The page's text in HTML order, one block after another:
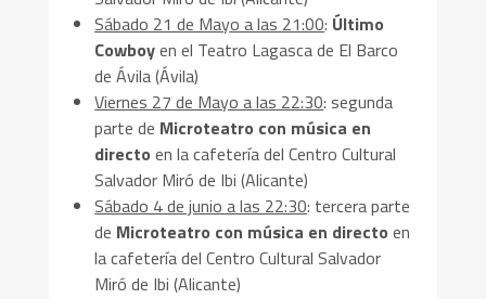
Sábado 21 de Mayo a las 21:00: Último
Cowboyen el Teatro Lagasca de El Barco
de Ávila (Ávila)
Viernes 27 de Mayo a las 22:30: segunda
parte de Microteatro con música en
directo en la cafetería del Centro Cultural
Salvador Miró de Ibi (Alicante)
Sábado 4 de junio a las 22:30: tercera parte
de Microteatro con música en directo en
la cafetería del Centro Cultural Salvador
Miró de Ibi (Alicante)